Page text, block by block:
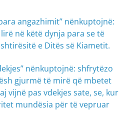
angazhimit” nënkuptojnë:
në këtë dynja para se të
e Ditës së Kiametit.
nënkuptojnë: shfrytëzo
gjurmë të mirë që mbetet
vijnë pas vdekjes sate, se, kur
mundësia për të vepruar